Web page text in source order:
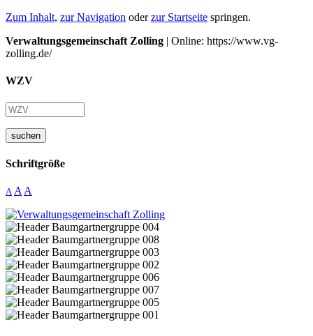
Zum Inhalt, zur Navigation oderzur Startseite springen.
Verwaltungsgemeinschaft Zolling | Online: https://www.vg-
zolling.de/
WZV
suchen
Schriftgröße
A A A